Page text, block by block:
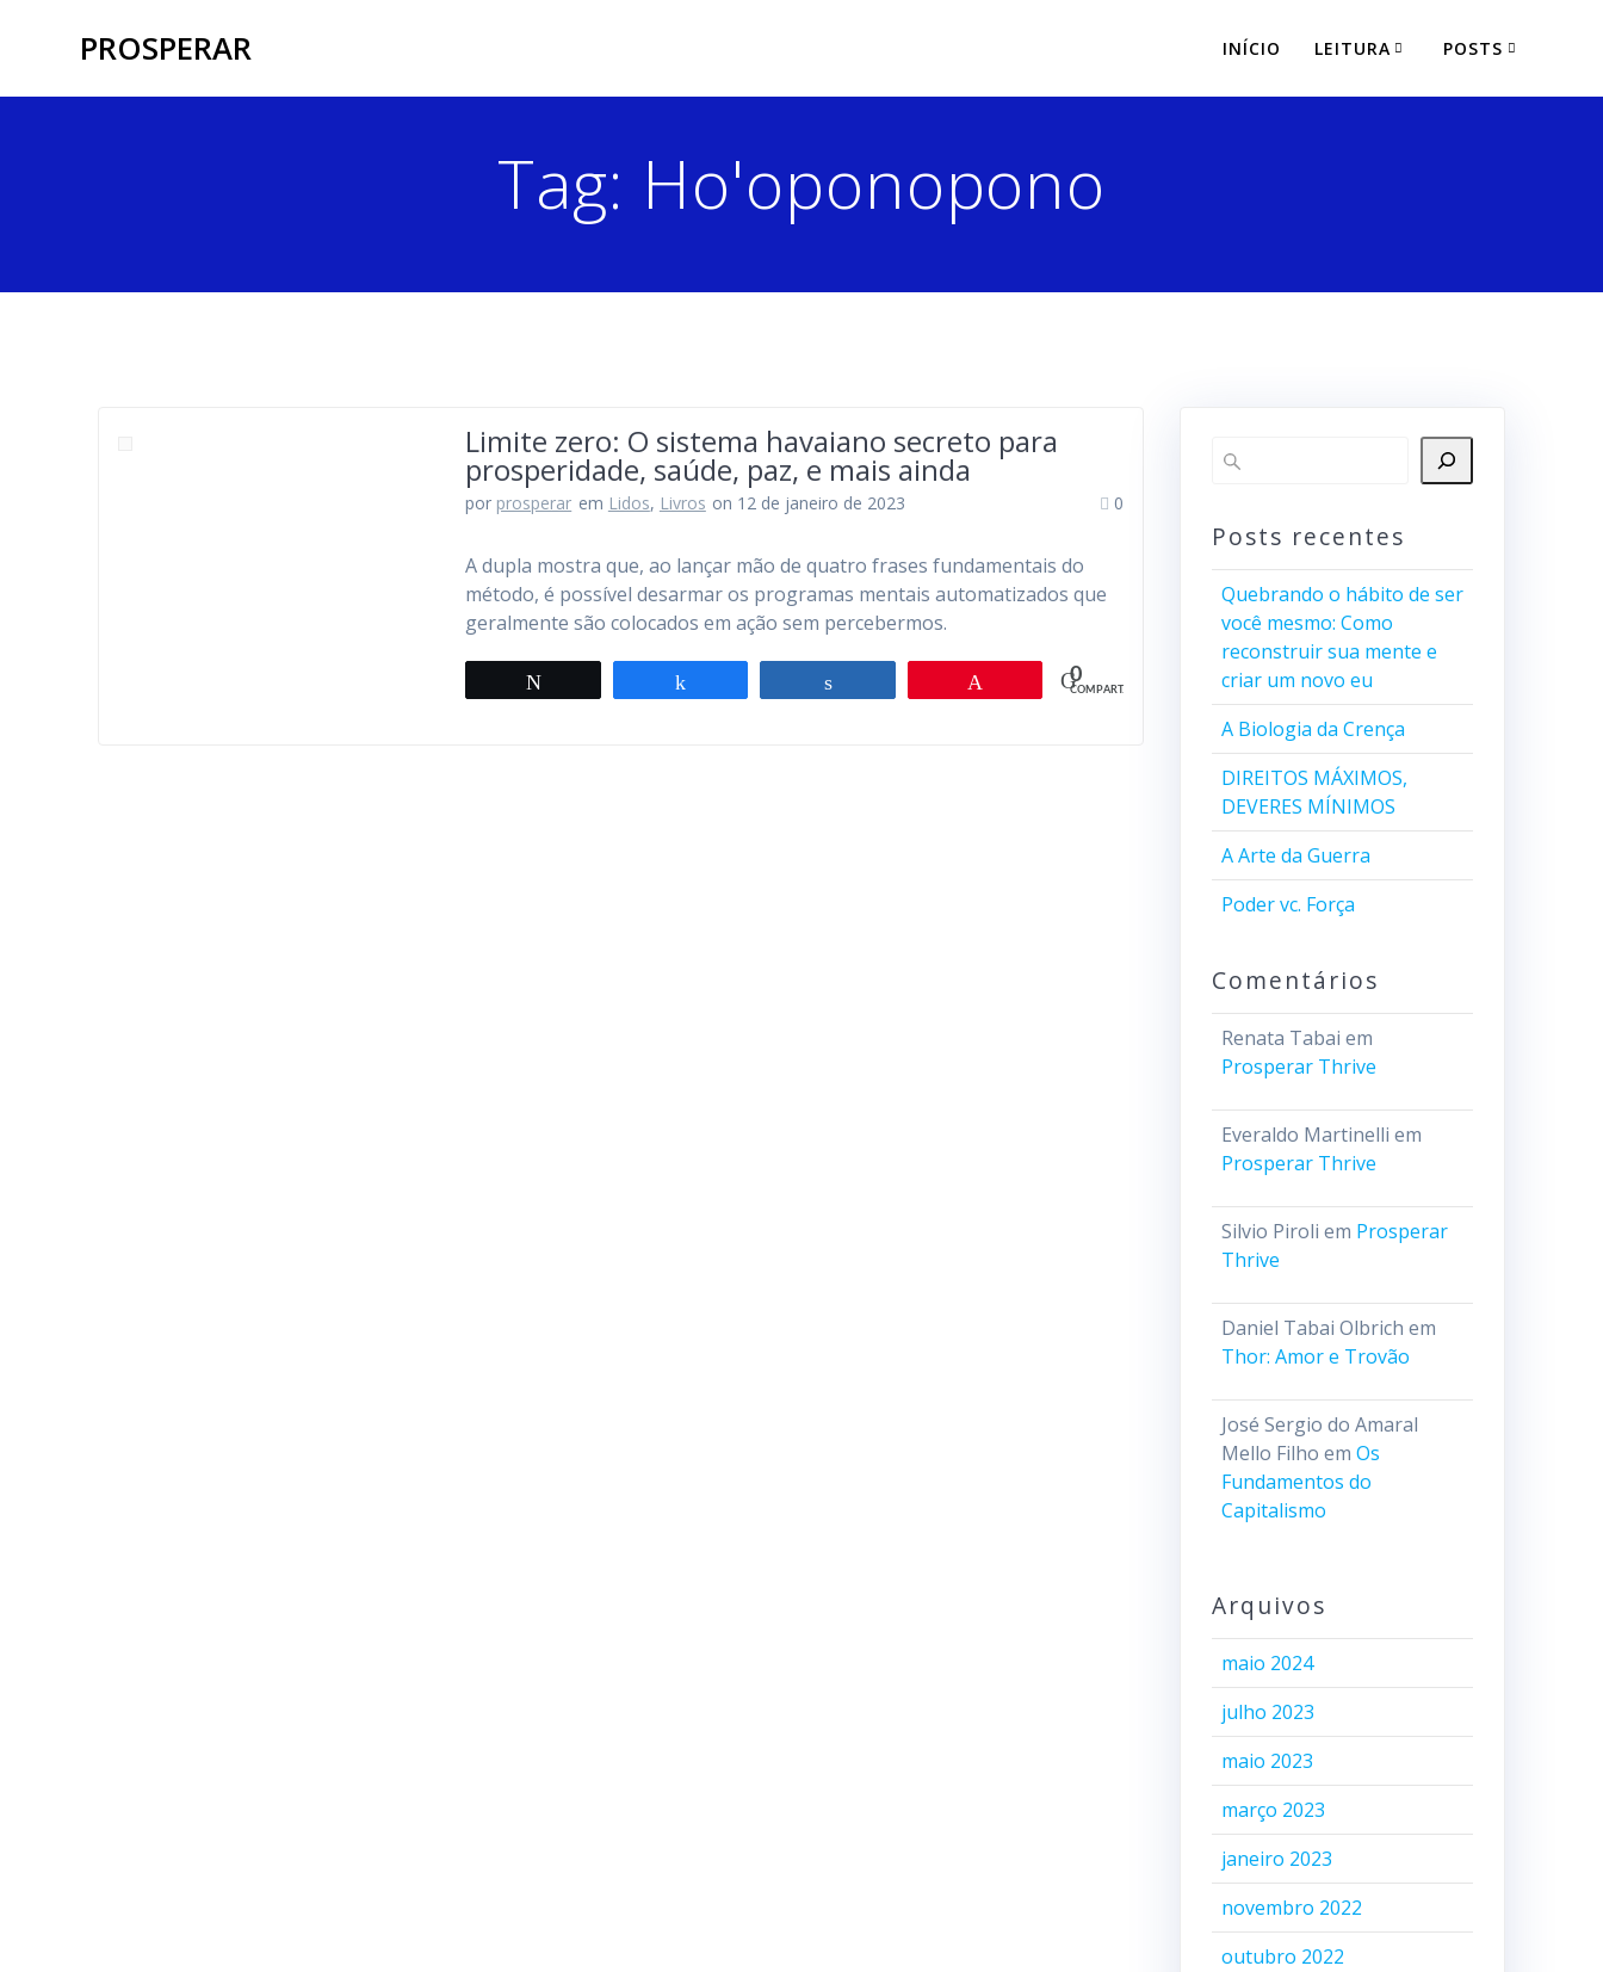
PROSPERAR INÍCIO LEITURA POSTS
Tag: Ho'oponopono
Limite zero: O sistema havaiano secreto para
prosperidade, saúde, paz, e mais ainda
por prosperar em Lidos, Livros on 12 de janeiro de 2023 0
A dupla mostra que, ao lançar mão de quatro frases fundamentais do
método, é possível desarmar os programas mentais automatizados que
geralmente são colocados em ação sem percebermos.
0
COMPART.
Posts recentes
Quebrando o hábito de ser
você mesmo: Como
reconstruir sua mente e
criar um novo eu
A Biologia da Crença
DIREITOS MÁXIMOS,
DEVERES MÍNIMOS
A Arte da Guerra
Poder vc. Força
Comentários
Renata Tabai em
Prosperar Thrive
Everaldo Martinelli em
Prosperar Thrive
Silvio Piroli em Prosperar
Thrive
Daniel Tabai Olbrich em
Thor: Amor e Trovão
José Sergio do Amaral
Mello Filho em Os
Fundamentos do
Capitalismo
Arquivos
maio 2024
julho 2023
maio 2023
março 2023
janeiro 2023
novembro 2022
outubro 2022